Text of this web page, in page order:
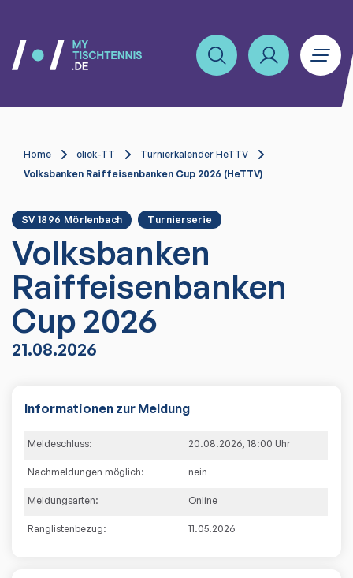
Home click-TT
Turnierkalender HeTTV
Volksbanken Raiffeisenbanken Cup 2026 (HeTTV)
SV 1896 Mörlenbach Turnierserie
Volksbanken
Raiffeisenbanken
Cup 2026
21.08.2026
Informationen zur Meldung
Meldeschluss: 20.08.2026, 18:00 Uhr
Nachmeldungen möglich: nein
Meldungsarten: Online
Ranglistenbezug: 11.05.2026